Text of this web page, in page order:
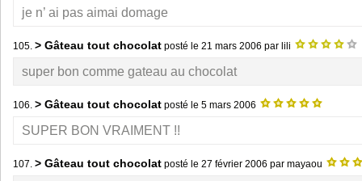
je n’ ai pas aimai domage
105. > Gâteau tout chocolat posté le 21 mars 2006 par lili
super bon comme gateau au chocolat
106. > Gâteau tout chocolat posté le 5 mars 2006
SUPER BON VRAIMENT !!
107. > Gâteau tout chocolat posté le 27 février 2006 par mayaou